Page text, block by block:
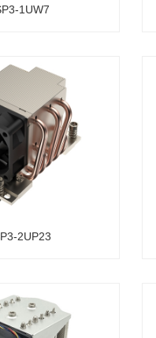
1UW7
2UP23